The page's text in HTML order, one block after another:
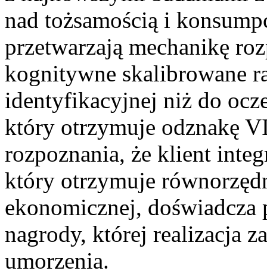
nad tożsamością i
przetwarzają mechanikę
kognitywne skalibrowane
identyfikacyjnej niż do
który otrzymuje odznakę
rozpoznania, że klient
który otrzymuje
ekonomicznej,
nagrody, której realizacja
umorzenia.